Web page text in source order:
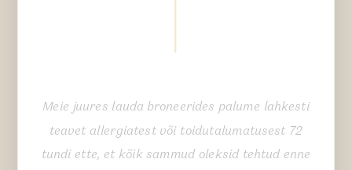
Meie juures lauda broneerides palume lahkesti
teavet allergiatest või toidutalumatusest 72
tundi ette, et kõik sammud oleksid tehtud enne